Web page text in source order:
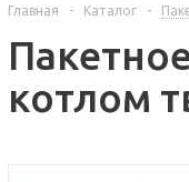
Главная - Каталог -
котлом